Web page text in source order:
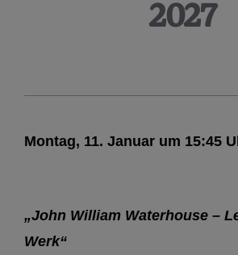
2027
Montag, 11. Januar um 15:45
„John William Waterhouse –
Werk“